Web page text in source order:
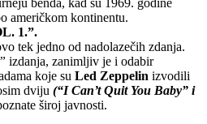
američkom kontinentu.
1.”.
tek jedno od nadolazečih zdanja.
izdanja, zanimljiv je i odabir
koje su Led Zeppelin izvodili
dviju (“I Can’t Quit You Baby” i
široj javnosti.